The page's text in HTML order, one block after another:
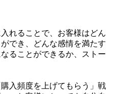
れることで、お客様はどん
でき、どんな感情を満たす
ることができるか、ストー
入頻度を上げてもらう」戦